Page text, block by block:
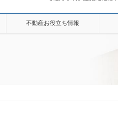
不動産お役立ち情報